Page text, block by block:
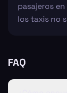
pasajeros
los taxis no
FAQ